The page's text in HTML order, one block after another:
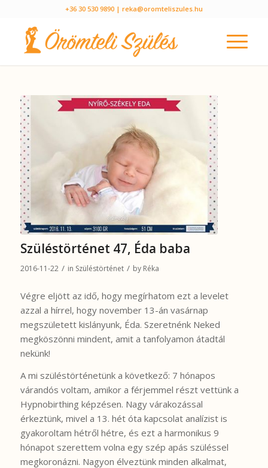
+36 30 530 9890 | reka@oromteliszules.hu
Szüléstörténet 47, Éda baba
2016-11-22 / in Szüléstörténet / by Réka
Végre eljött az idő, hogy megírhatom ezt a levelet
azzal a hírrel, hogy november 13-án vasárnap
megszületett kislányunk, Éda. Szeretnénk Neked
megköszönni mindent, amit a tanfolyamon átadtál
nekünk!
A mi szüléstörténetünk a következő: 7 hónapos
várandós voltam, amikor a férjemmel részt vettünk a
Hypnobirthing képzésen. Nagy várakozással
érkeztünk, mivel a 13. hét óta kapcsolat analízist is
gyakoroltam hétről hétre, és ezt a harmonikus 9
hónapot szerettem volna egy szép apás szüléssel
megkoronázni. Nagyon élveztünk minden alkalmat,